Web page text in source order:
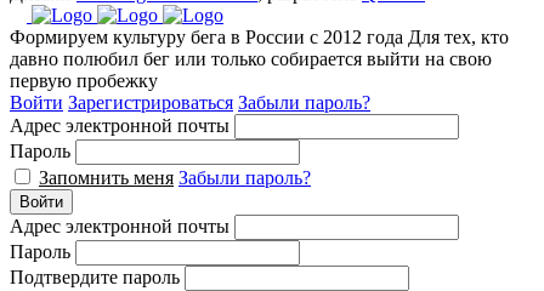
Формируем культуру бега в России с 2012 года Для тех, кто
давно полюбил бег или только собирается выйти на свою
первую пробежку
Войти Зарегистрироваться Забыли пароль?
Адрес электронной почты
Пароль
Запомнить меня Забыли пароль?
Войти
Адрес электронной почты
Пароль
Подтвердите пароль